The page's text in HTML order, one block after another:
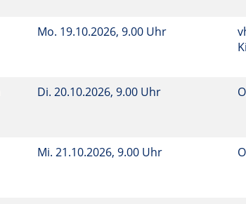
Mo. 19.10.2026, 9.00 Uhr
Di. 20.10.2026, 9.00 Uhr
Mi. 21.10.2026, 9.00 Uhr